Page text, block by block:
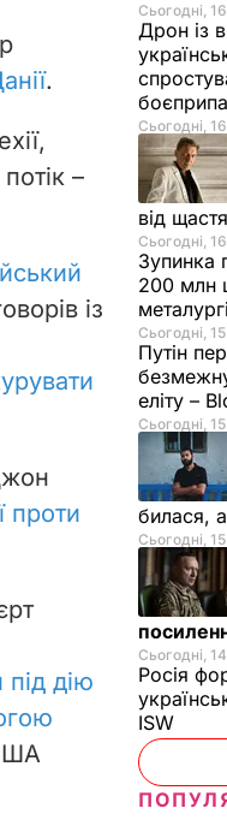
.
–
із
проти
дію
Сьогодні,
Дрон із
Сьогодні,
від щастя
Сьогодні,
Зупинка
200 млн
Сьогодні,
Путін
еліту –
Сьогодні,
билася,
Сьогодні,
Сьогодні,
Росія
ISW